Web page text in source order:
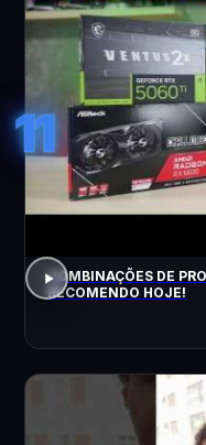
11
COMBINAÇÕES DE
RECOMENDO HOJE!